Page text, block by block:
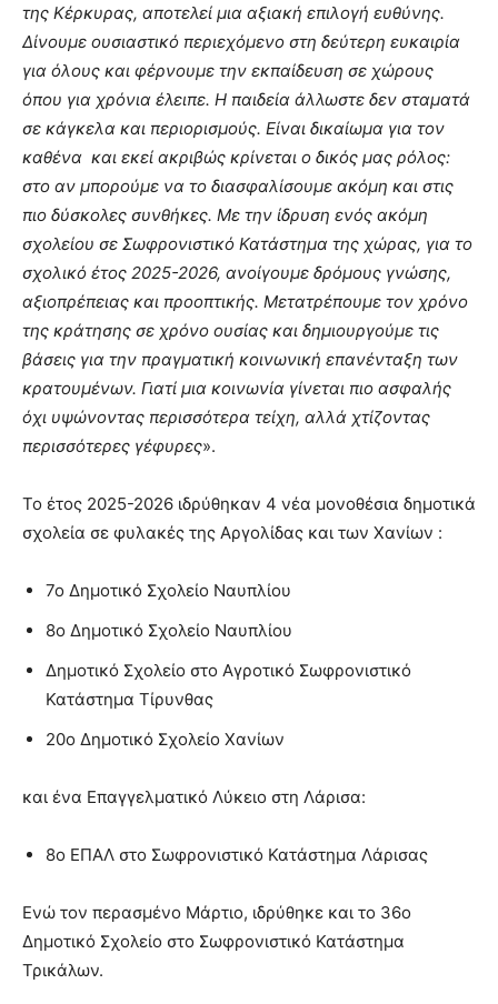
της Κέρκυρας, αποτελεί μια αξιακή επιλογή ευθύνης.
Δίνουμε ουσιαστικό περιεχόμενο στη δεύτερη ευκαιρία
για όλους και φέρνουμε την εκπαίδευση σε χώρους
όπου για χρόνια έλειπε. Η παιδεία άλλωστε δεν σταματά
σε κάγκελα και περιορισμούς. Είναι δικαίωμα για τον
καθένα και εκεί ακριβώς κρίνεται ο δικός μας ρόλος:
στο αν μπορούμε να το διασφαλίσουμε ακόμη και στις
πιο δύσκολες συνθήκες. Με την ίδρυση ενός ακόμη
σχολείου σε Σωφρονιστικό Κατάστημα της χώρας, για το
σχολικό έτος 2025-2026, ανοίγουμε δρόμους γνώσης,
αξιοπρέπειας και προοπτικής. Μετατρέπουμε τον χρόνο
της κράτησης σε χρόνο ουσίας και δημιουργούμε τις
βάσεις για την πραγματική κοινωνική επανένταξη των
κρατουμένων. Γιατί μια κοινωνία γίνεται πιο ασφαλής
όχι υψώνοντας περισσότερα τείχη, αλλά χτίζοντας
περισσότερες γέφυρες».
Το έτος 2025-2026 ιδρύθηκαν 4 νέα μονοθέσια δημοτικά
σχολεία σε φυλακές της Αργολίδας και των Χανίων :
7ο Δημοτικό Σχολείο Ναυπλίου
8ο Δημοτικό Σχολείο Ναυπλίου
Δημοτικό Σχολείο στο Αγροτικό Σωφρονιστικό
Κατάστημα Τίρυνθας
20ο Δημοτικό Σχολείο Χανίων
και ένα Επαγγελματικό Λύκειο στη Λάρισα:
8ο ΕΠΑΛ στο Σωφρονιστικό Κατάστημα Λάρισας
Ενώ τον περασμένο Μάρτιο, ιδρύθηκε και το 36ο
Δημοτικό Σχολείο στο Σωφρονιστικό Κατάστημα
Τρικάλων.